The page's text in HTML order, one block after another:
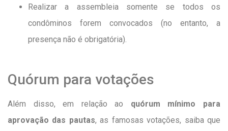
Realizar a assembleia somente se todos os
condôminos forem convocados (no entanto, a
presença não é obrigatória).
Quórum para votações
Além disso, em relação ao quórum mínimo para
aprovação das pautas, as famosas votações, saiba que